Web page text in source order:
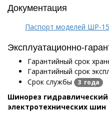
Документация
Паспорт моделей ШР-
Эксплуатационно-
Гарантийный срок
Гарантийный срок
Срок службы 3 года
Шинорез
электротехнических шин